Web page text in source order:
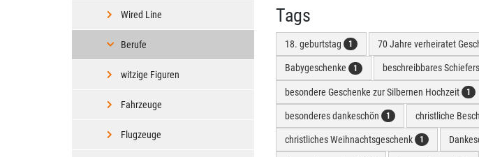
Tags
18. geburtstag 1 70 Jahre verheiratet
Babygeschenke 1 beschreibbares
besondere Geschenke zur Silbernen Hochzeit 1
besonderes dankeschön 1 christliche
christliches Weihnachtsgeschenk 1
Wired Line
Berufe
witzige Figuren
Fahrzeuge
Flugzeuge